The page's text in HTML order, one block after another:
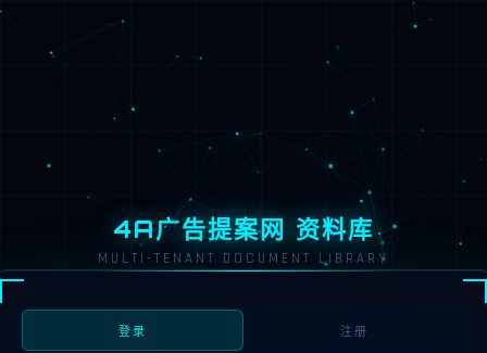
4A广告提案网 资料库
MULTI-TENANT DOCUMENT LIBRARY
登录 注册